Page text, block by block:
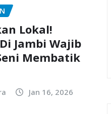
Lokal!
Jambi Wajib
Membatik
Jan 16, 2026